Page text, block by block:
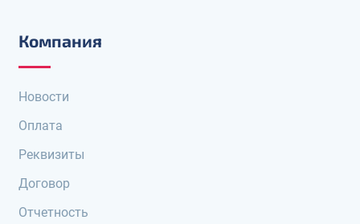
Компания
Новости
Оплата
Реквизиты
Договор
Отчетность